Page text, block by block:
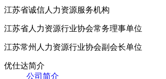
江苏省诚信人力资源服务机构
江苏省人力资源行业协会常务理事单位
江苏常州人力资源行业协会副会长单位
优仕达简介
公司简介